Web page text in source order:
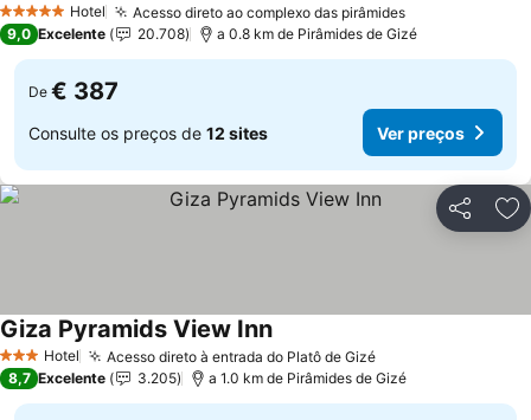
5 Estrelas Hotel Acesso direto ao complexo das pirâmidesVer preços
9,0 Excelente 20.708 a 0.8 km de Pirâmides de Gizé
De € 387
Consulte os preços de 12 sites Ver preços
Partilhar
3 EstrelasHotel Acesso direto à entrada do Platô de GizéVer preços
Giza Pyramids View InnVer preços
8,7 Excelente 3.205 a 1.0 km de Pirâmides de Gizé